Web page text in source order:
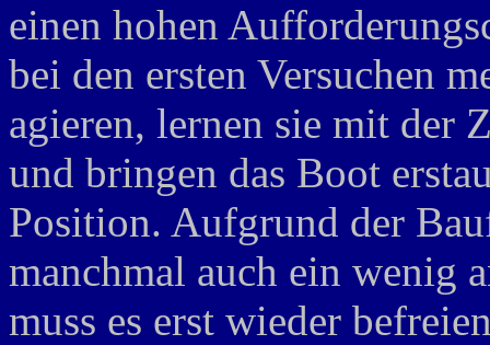
einen hohen
bei den ersten Versuchen
agieren, lernen sie mit der
und bringen das Boot
Position. Aufgrund der
manchmal auch ein wenig
muss es erst wieder